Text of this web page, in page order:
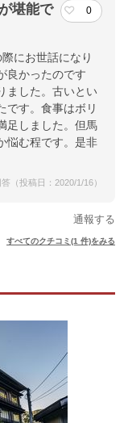
堪能で
0
にお世話になり
良かったのです
ました。古いとい
です。食事はボリ
足しました。但馬
悩む程です。是非
（投稿日：2020/1/16）
通報する
すべてのクチコミ(1 件)をみる